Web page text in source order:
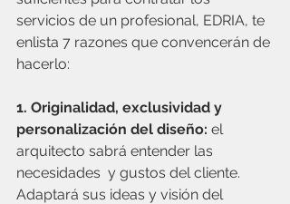
servicios de un profesional, EDRIA, te
enlista 7 razones que convencerán de
hacerlo:
1. Originalidad, exclusividad y
personalización del diseño: el
arquitecto sabrá entender las
necesidades  y gustos del cliente.
Adaptará sus ideas y visión del